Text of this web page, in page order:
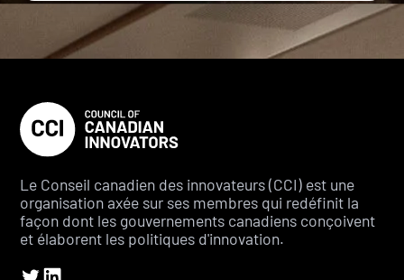
Le Conseil canadien des innovateurs (CCI) est une
organisation axée sur ses membres qui redéfinit la
façon dont les gouvernements canadiens conçoivent
et élaborent les politiques d'innovation.